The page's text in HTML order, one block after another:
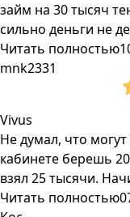
займ на 30 тысяч
сильно деньги не
Читать полностью
mnk2331
Vivus
Не думал, что
кабинете берешь
взял 25 тысячи.
Читать полностью